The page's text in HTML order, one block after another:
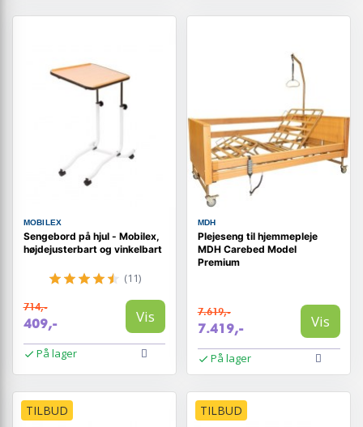
MOBILEX
Sengebord på hjul - Mobilex,
højdejusterbart og vinkelbart
(11)
714,-
409,- Vis
På lager
MDH
Plejeseng til hjemmepleje
MDH Carebed Model
Premium
7.619,-
7.419,- Vis
På lager
TILBUD TILBUD